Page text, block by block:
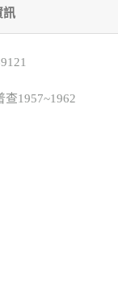
訊
查1957~1962